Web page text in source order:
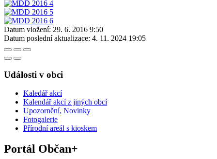
Datum vložení: 29. 6. 2016 9:50
Datum poslední aktualizace: 4. 11. 2024 19:05
Události v obci
Kaledář akcí
Kalendář akcí z jiných obcí
Upozornění, Novinky
Fotogalerie
Přírodní areál s kioskem
Portál Občan+